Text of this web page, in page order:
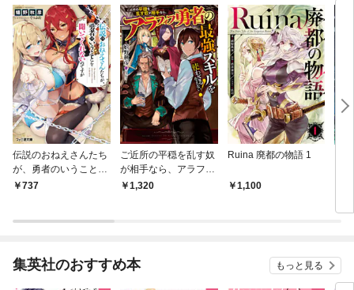
伝説のおねえさんたち
が、勇者のいうことを
聞いてくれないのです
737
ご近所の平穏を乱す奴
が相手なら、アラフィ
フ勇者の最強スキルを
1,320
Ruina 廃都の物語 1
1,100
集英社のおすすめ本 もっと見る